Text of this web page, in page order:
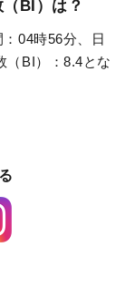
BI）は？
04時56分、日
（BI）：8.4とな